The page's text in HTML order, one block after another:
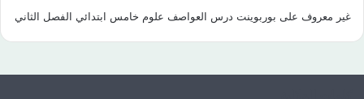
غير معروف على بوربوينت درس العواصف علوم خامس ابتدائي الفصل الثاني